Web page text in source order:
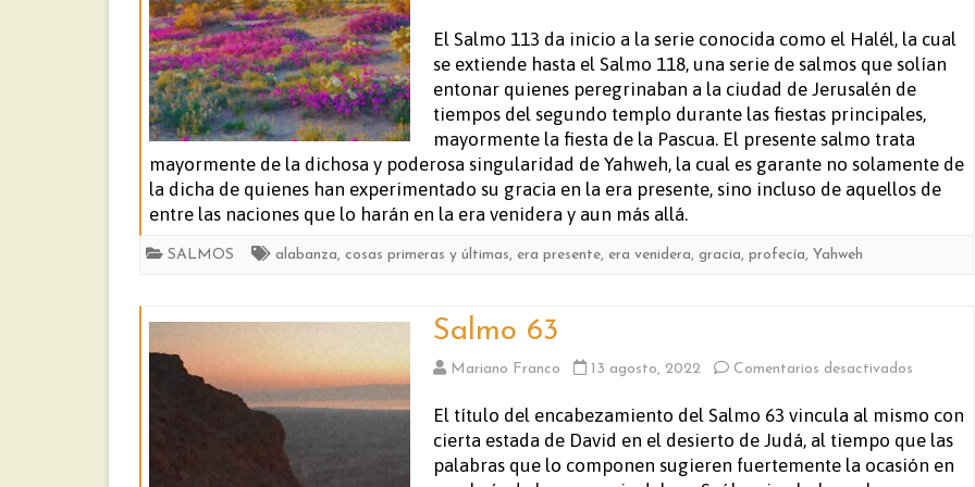
Salmo
113
El Salmo 113 da inicio a la serie conocida como el Halél, la cual
se extiende hasta el Salmo 118, una serie de salmos que solían
entonar quienes peregrinaban a la ciudad de Jerusalén de
tiempos del segundo templo durante las fiestas principales,
mayormente la fiesta de la Pascua. El presente salmo trata
mayormente de la dichosa y poderosa singularidad de Yahweh, la cual es garante no solamente de
la dicha de quienes han experimentado su gracia en la era presente, sino incluso de aquellos de
entre las naciones que lo harán en la era venidera y aun más allá.
SALMOS alabanza, cosas primeras y últimas, era presente, era venidera, gracia, profecía, Yahweh
Salmo 63
Mariano Franco 13 agosto, 2022 Comentarios desactivados
63
El título del encabezamiento del Salmo 63 vincula al mismo con
cierta estada de David en el desierto de Judá, al tiempo que las
palabras que lo componen sugieren fuertemente la ocasión en